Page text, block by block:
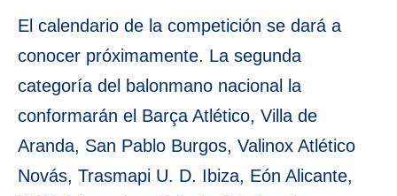
El calendario de la competición se dará a
conocer próximamente. La segunda
categoría del balonmano nacional la
conformarán el Barça Atlético, Villa de
Aranda, San Pablo Burgos, Valinox Atlético
Novás, Trasmapi U. D. Ibiza, Eón Alicante,